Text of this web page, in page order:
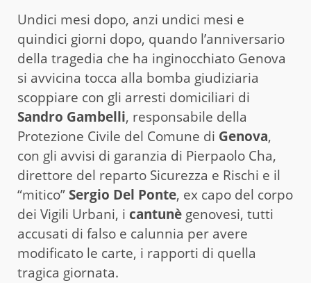
Undici mesi dopo, anzi undici mesi e
quindici giorni dopo, quando l’anniversario
della tragedia che ha inginocchiato Genova
si avvicina tocca alla bomba giudiziaria
scoppiare con gli arresti domiciliari di
Sandro Gambelli, responsabile della
Protezione Civile del Comune di Genova,
con gli avvisi di garanzia di Pierpaolo Cha,
direttore del reparto Sicurezza e Rischi e il
“mitico” Sergio Del Ponte, ex capo del corpo
dei Vigili Urbani, i cantunè genovesi, tutti
accusati di falso e calunnia per avere
modificato le carte, i rapporti di quella
tragica giornata.